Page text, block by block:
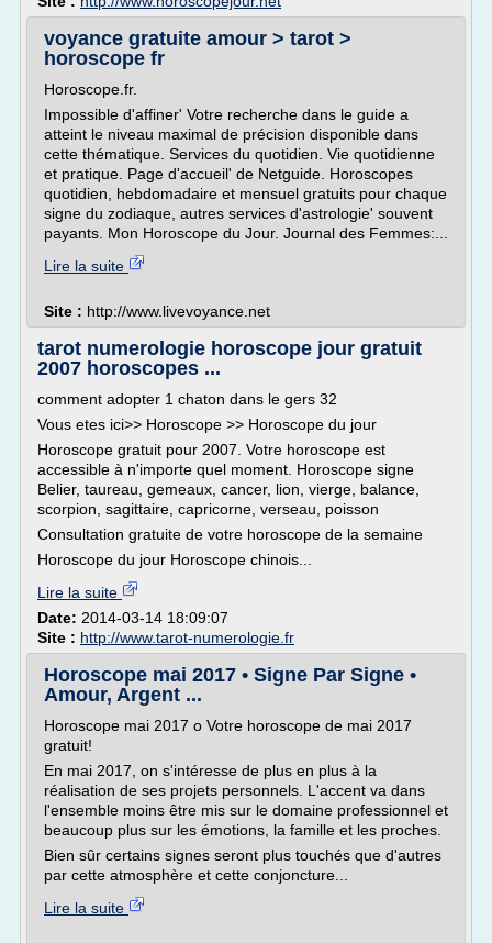
voyance gratuite amour > tarot >
horoscope fr
Horoscope.fr.
Impossible d'affiner' Votre recherche dans le guide a
atteint le niveau maximal de précision disponible dans
cette thématique. Services du quotidien. Vie quotidienne
et pratique. Page d'accueil' de Netguide. Horoscopes
quotidien, hebdomadaire et mensuel gratuits pour chaque
signe du zodiaque, autres services d'astrologie' souvent
payants. Mon Horoscope du Jour. Journal des Femmes:...
Lire la suite
Site : http://www.livevoyance.net
tarot numerologie horoscope jour gratuit
2007 horoscopes ...
comment adopter 1 chaton dans le gers 32
Vous etes ici>> Horoscope >> Horoscope du jour
Horoscope gratuit pour 2007. Votre horoscope est
accessible à n'importe quel moment. Horoscope signe
Belier, taureau, gemeaux, cancer, lion, vierge, balance,
scorpion, sagittaire, capricorne, verseau, poisson
Consultation gratuite de votre horoscope de la semaine
Horoscope du jour Horoscope chinois...
Lire la suite
Date: 2014-03-14 18:09:07
Site : http://www.tarot-numerologie.fr
Horoscope mai 2017 • Signe Par Signe •
Amour, Argent ...
Horoscope mai 2017 o Votre horoscope de mai 2017
gratuit!
En mai 2017, on s'intéresse de plus en plus à la
réalisation de ses projets personnels. L'accent va dans
l'ensemble moins être mis sur le domaine professionnel et
beaucoup plus sur les émotions, la famille et les proches.
Bien sûr certains signes seront plus touchés que d'autres
par cette atmosphère et cette conjoncture...
Lire la suite